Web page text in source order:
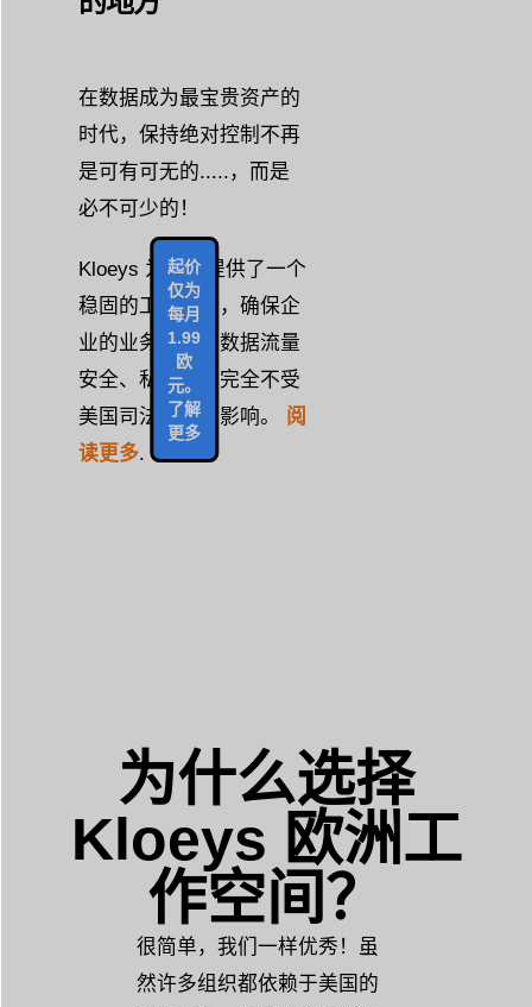
在数据成为最宝贵资产的
时代，保持绝对控制不再
是可有可无的.....，而是
必不可少的！
Kloeys 为企业提供了一个
稳固的工作空间，确保企
业的业务信息和数据流量
安全、私密，并完全不受
美国司法管辖的影响。 阅
读更多.
起价
仅为
每月
1.99
欧
元。
了解
更多
为什么选择
Kloeys 欧洲工
作空间？
很简单，我们一样优秀！虽
然许多组织都依赖于美国的